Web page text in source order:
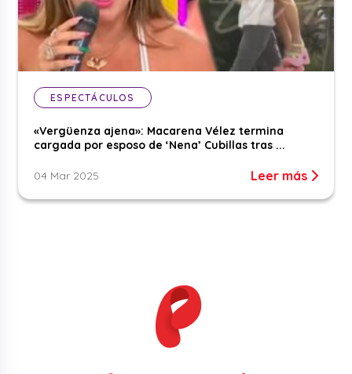
ESPECTÁCULOS
«Vergüenza ajena»: Macarena Vélez termina
cargada por esposo de ‘Nena’ Cubillas tras ...
04 Mar 2025 Leer más